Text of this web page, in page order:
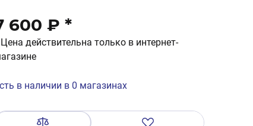
600 ₽ *
действительна только в интернет-
в наличии в 0 магазинах